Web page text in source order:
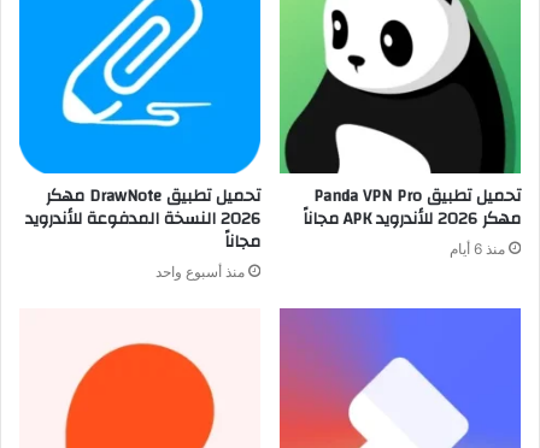
تحميل تطبيق Panda VPN Pro
مهكر 2026 للأندرويد APK مجاناً
منذ 6 أيام
تحميل تطبيق DrawNote مهكر
2026 النسخة المدفوعة للأندرويد
مجاناً
منذ أسبوع واحد